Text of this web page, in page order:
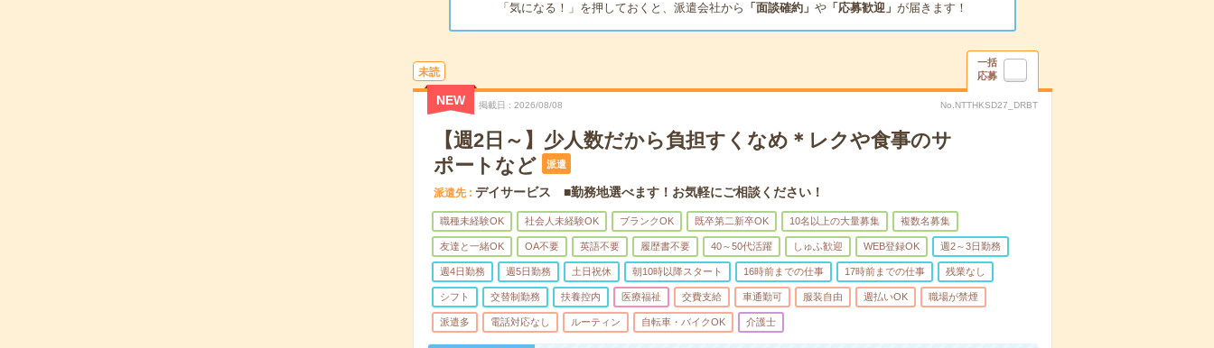
「気になる！」を押しておくと、派遣会社から 「面談確約」 や「応募歓迎」 が届きます！
未読
一括
応募
NEW 掲載日 2026/08/08 No.NTTHKSD27_DRBT
【週2日～】少人数だから負担すくなめ＊レクや食事のサ
ポートなど
派遣
派遣先 デイサービス ■勤務地選べます！お気軽にご相談ください！
職種未経験OK 社会人未経験OK ブランクOK 既卒第二新卒OK 10名以上の大量募集 複数名募集
友達と一緒OK OA不要 英語不要 履歴書不要 40～50代活躍 しゅふ歓迎 WEB登録OK 週2～3日勤務
週4日勤務 週5日勤務 土日祝休 朝10時以降スタート 16時前までの仕事 17時前までの仕事 残業なし
シフト 交替制勤務 扶養控内 医療福祉 交費支給 車通勤可 服装自由 週払いOK 職場が禁煙
派遣多 電話対応なし ルーティン 自転車・バイクOK 介護士